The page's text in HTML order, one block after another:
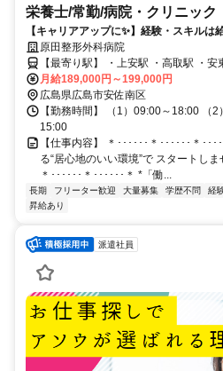
栄養士/常勤/病院・クリニック
【キャリアアップに✨】経験・スキルは
原田整形外科病院
【最寄り駅】 ・上安駅 ・高取駅 ・安
月給189,000円～199,000円
広島県広島市安佐南区
【勤務時間】 （1）09:00～18:00 （
15:00
【仕事内容】 ＊･･････＊･･････＊･･
る“居心地のいい環境”で スタートしま
＊･･････＊･･････＊ *「働...
長期 フリーター歓迎 大量募集 学歴不問 経
昇給あり
派遣社員